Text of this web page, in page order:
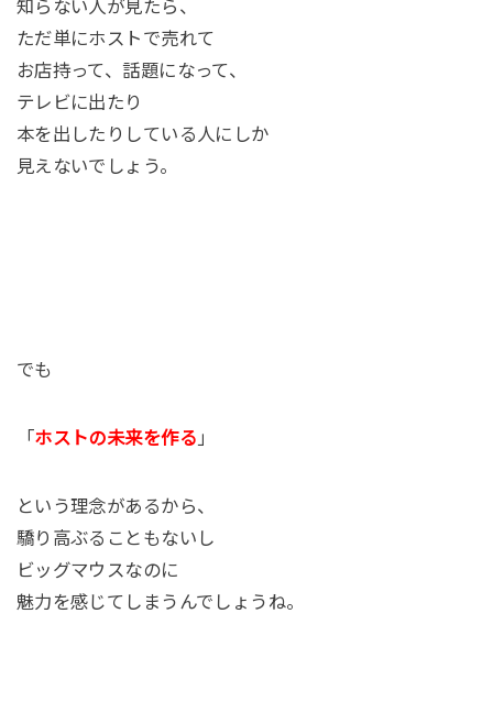
知らない人が見たら、
ただ単にホストで売れて
お店持って、話題になって、
テレビに出たり
本を出したりしている人にしか
見えないでしょう。
でも
「 ホストの未来を作る 」
という理念があるから、
驕り高ぶることもないし
ビッグマウスなのに
魅力を感じてしまうんでしょうね。